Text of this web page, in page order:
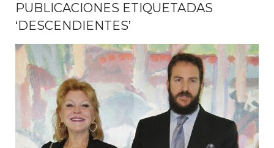
PUBLICACIONES ETIQUETADAS
‘DESCENDIENTES’